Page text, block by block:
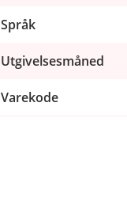
Språk
Utgivelsesmåned
Varekode